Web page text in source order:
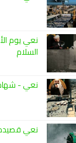
نعي يوم
السلام
نعي -
نعي